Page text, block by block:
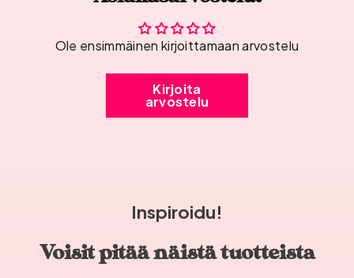
Ole ensimmäinen kirjoittamaan arvostelu
Kirjoita
arvostelu
Inspiroidu!
Voisit pitää näistä tuotteista